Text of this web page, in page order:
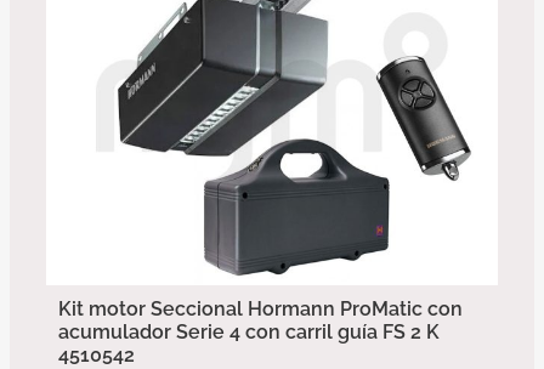
Kit motor Seccional Hormann ProMatic con
acumulador Serie 4 con carril guía FS 2 K
4510542